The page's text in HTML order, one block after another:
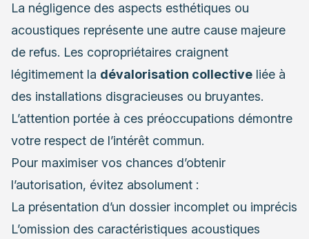
La négligence des aspects esthétiques ou
acoustiques représente une autre cause majeure
de refus. Les copropriétaires craignent
légitimement la dévalorisation collective liée à
des installations disgracieuses ou bruyantes.
L’attention portée à ces préoccupations démontre
votre respect de l’intérêt commun.
Pour maximiser vos chances d’obtenir
l’autorisation, évitez absolument :
La présentation d’un dossier incomplet ou imprécis
L’omission des caractéristiques acoustiques